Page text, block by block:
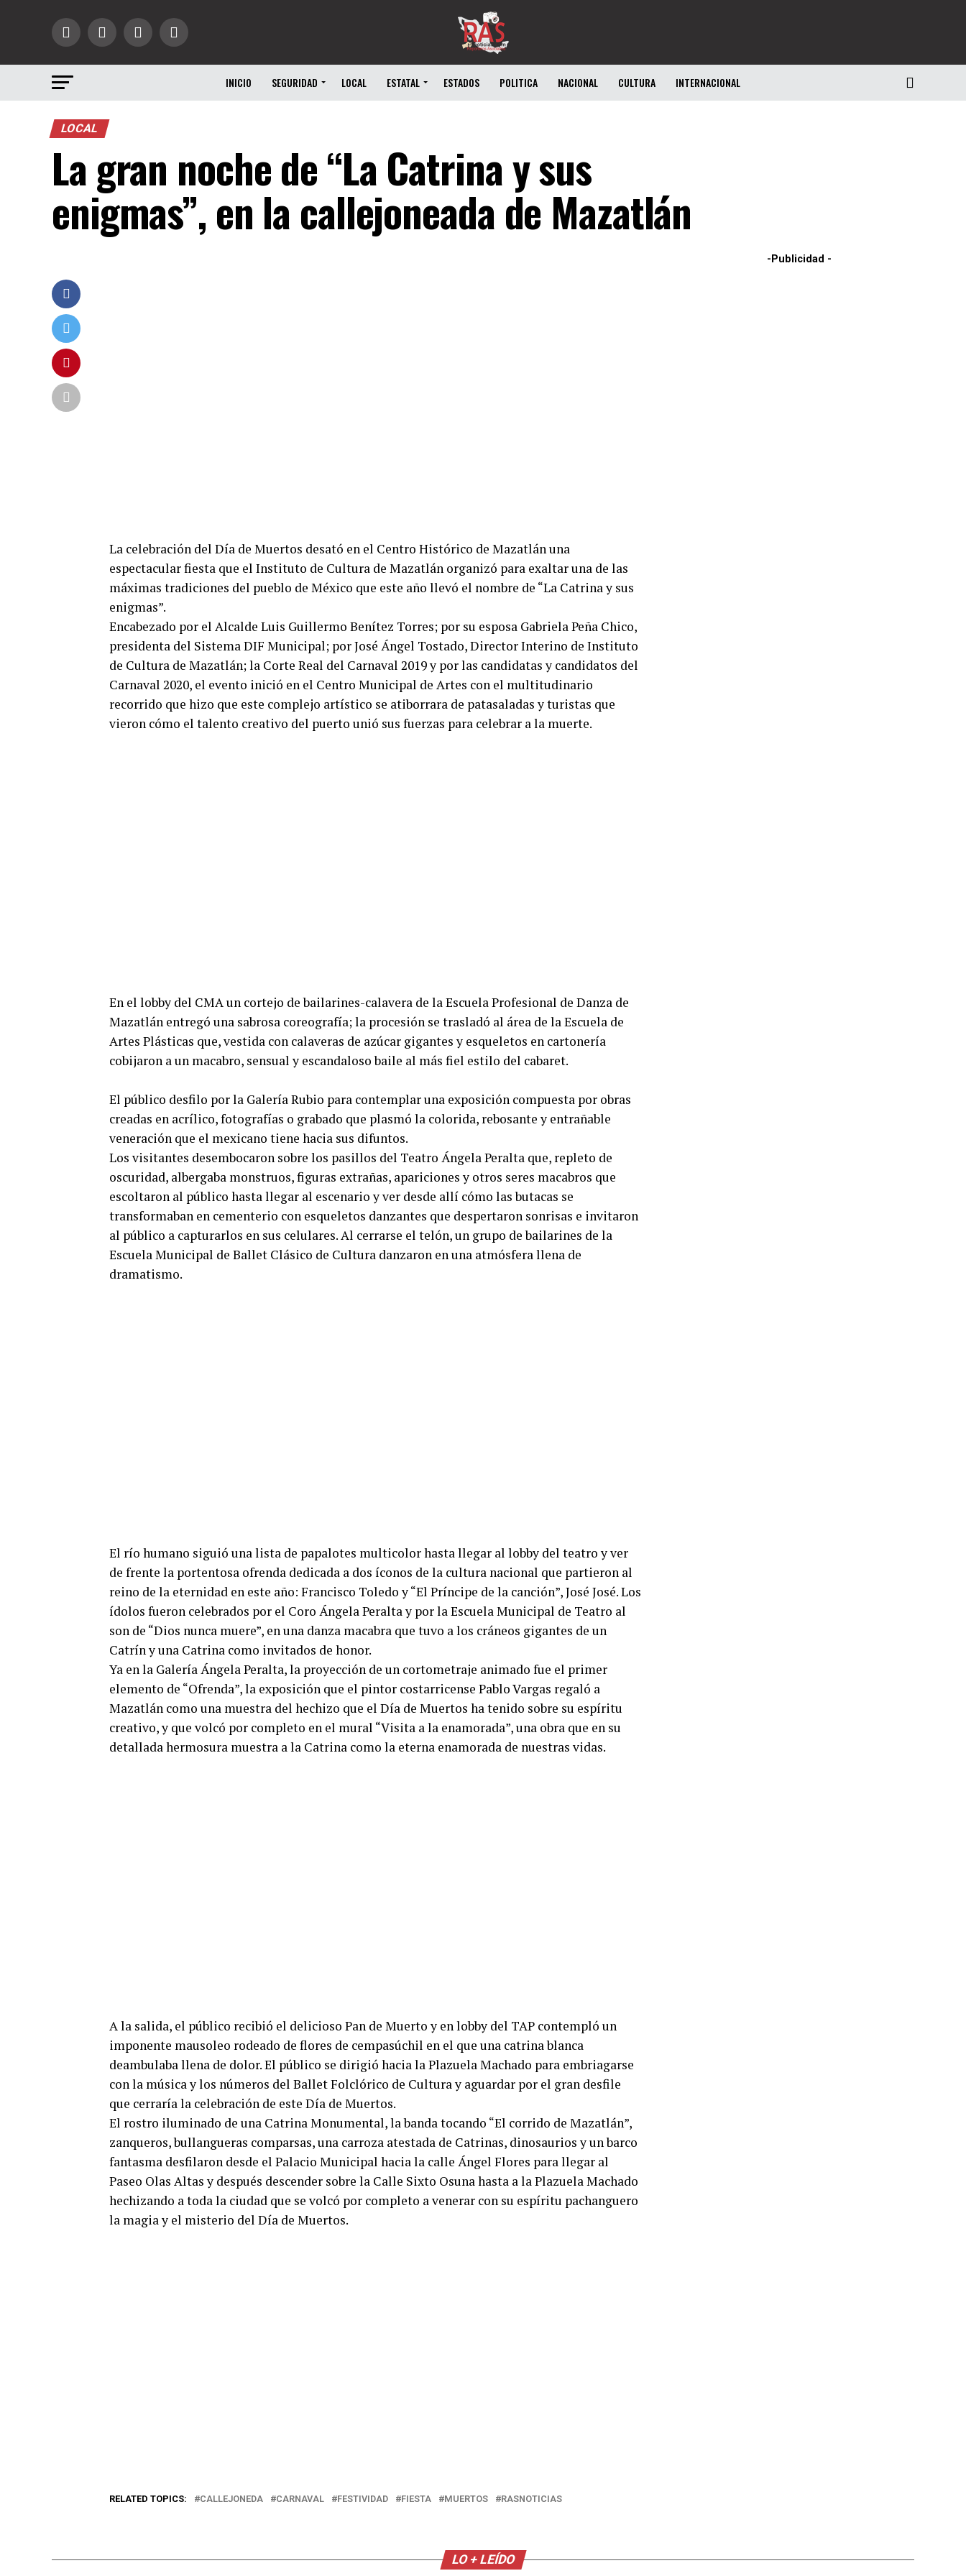
INICIO SEGURIDAD LOCAL ESTATAL ESTADOS POLITICA NACIONAL CULTURA INTERNACIONAL
LOCAL
La gran noche de “La Catrina y sus
enigmas”, en la callejoneada de Mazatlán
La celebración del Día de Muertos desató en el Centro Histórico de Mazatlán una
espectacular fiesta que el Instituto de Cultura de Mazatlán organizó para exaltar una de las
máximas tradiciones del pueblo de México que este año llevó el nombre de “La Catrina y sus
enigmas”.
Encabezado por el Alcalde Luis Guillermo Benítez Torres; por su esposa Gabriela Peña Chico,
presidenta del Sistema DIF Municipal; por José Ángel Tostado, Director Interino de Instituto
de Cultura de Mazatlán; la Corte Real del Carnaval 2019 y por las candidatas y candidatos del
Carnaval 2020, el evento inició en el Centro Municipal de Artes con el multitudinario
recorrido que hizo que este complejo artístico se atiborrara de patasaladas y turistas que
vieron cómo el talento creativo del puerto unió sus fuerzas para celebrar a la muerte.
En el lobby del CMA un cortejo de bailarines-calavera de la Escuela Profesional de Danza de
Mazatlán entregó una sabrosa coreografía; la procesión se trasladó al área de la Escuela de
Artes Plásticas que, vestida con calaveras de azúcar gigantes y esqueletos en cartonería
cobijaron a un macabro, sensual y escandaloso baile al más fiel estilo del cabaret.
El público desfilo por la Galería Rubio para contemplar una exposición compuesta por obras
creadas en acrílico, fotografías o grabado que plasmó la colorida, rebosante y entrañable
veneración que el mexicano tiene hacia sus difuntos.
Los visitantes desembocaron sobre los pasillos del Teatro Ángela Peralta que, repleto de
oscuridad, albergaba monstruos, figuras extrañas, apariciones y otros seres macabros que
escoltaron al público hasta llegar al escenario y ver desde allí cómo las butacas se
transformaban en cementerio con esqueletos danzantes que despertaron sonrisas e invitaron
al público a capturarlos en sus celulares. Al cerrarse el telón, un grupo de bailarines de la
Escuela Municipal de Ballet Clásico de Cultura danzaron en una atmósfera llena de
dramatismo.
El río humano siguió una lista de papalotes multicolor hasta llegar al lobby del teatro y ver
de frente la portentosa ofrenda dedicada a dos íconos de la cultura nacional que partieron al
reino de la eternidad en este año: Francisco Toledo y “El Príncipe de la canción”, José José. Los
ídolos fueron celebrados por el Coro Ángela Peralta y por la Escuela Municipal de Teatro al
son de “Dios nunca muere”, en una danza macabra que tuvo a los cráneos gigantes de un
Catrín y una Catrina como invitados de honor.
Ya en la Galería Ángela Peralta, la proyección de un cortometraje animado fue el primer
elemento de “Ofrenda”, la exposición que el pintor costarricense Pablo Vargas regaló a
Mazatlán como una muestra del hechizo que el Día de Muertos ha tenido sobre su espíritu
creativo, y que volcó por completo en el mural “Visita a la enamorada”, una obra que en su
detallada hermosura muestra a la Catrina como la eterna enamorada de nuestras vidas.
A la salida, el público recibió el delicioso Pan de Muerto y en lobby del TAP contempló un
imponente mausoleo rodeado de flores de cempasúchil en el que una catrina blanca
deambulaba llena de dolor. El público se dirigió hacia la Plazuela Machado para embriagarse
con la música y los números del Ballet Folclórico de Cultura y aguardar por el gran desfile
que cerraría la celebración de este Día de Muertos.
El rostro iluminado de una Catrina Monumental, la banda tocando “El corrido de Mazatlán”,
zanqueros, bullangueras comparsas, una carroza atestada de Catrinas, dinosaurios y un barco
fantasma desfilaron desde el Palacio Municipal hacia la calle Ángel Flores para llegar al
Paseo Olas Altas y después descender sobre la Calle Sixto Osuna hasta a la Plazuela Machado
hechizando a toda la ciudad que se volcó por completo a venerar con su espíritu pachanguero
la magia y el misterio del Día de Muertos.
RELATED TOPICS: CALLEJONEDA CARNAVAL FESTIVIDAD FIESTA MUERTOS RASNOTICIAS
-Publicidad -
LO + LEÍDO